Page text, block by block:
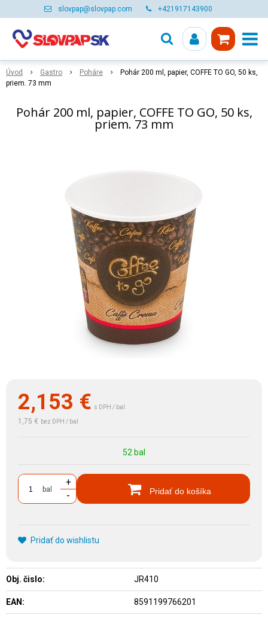
slovpap@slovpap.com +421917143900
Úvod Gastro Poháre
Pohár 200 ml, papier, COFFE TO GO, 50 ks,
priem. 73 mm
Pohár 200 ml, papier, COFFE TO GO, 50 ks,
priem. 73 mm
2,153 € s DPH / bal
1,75 € bez DPH / bal
52 bal
bal
+
-
Pridať do košíka
Pridať do wishlistu
Obj. čislo: JR410
EAN: 8591199766201